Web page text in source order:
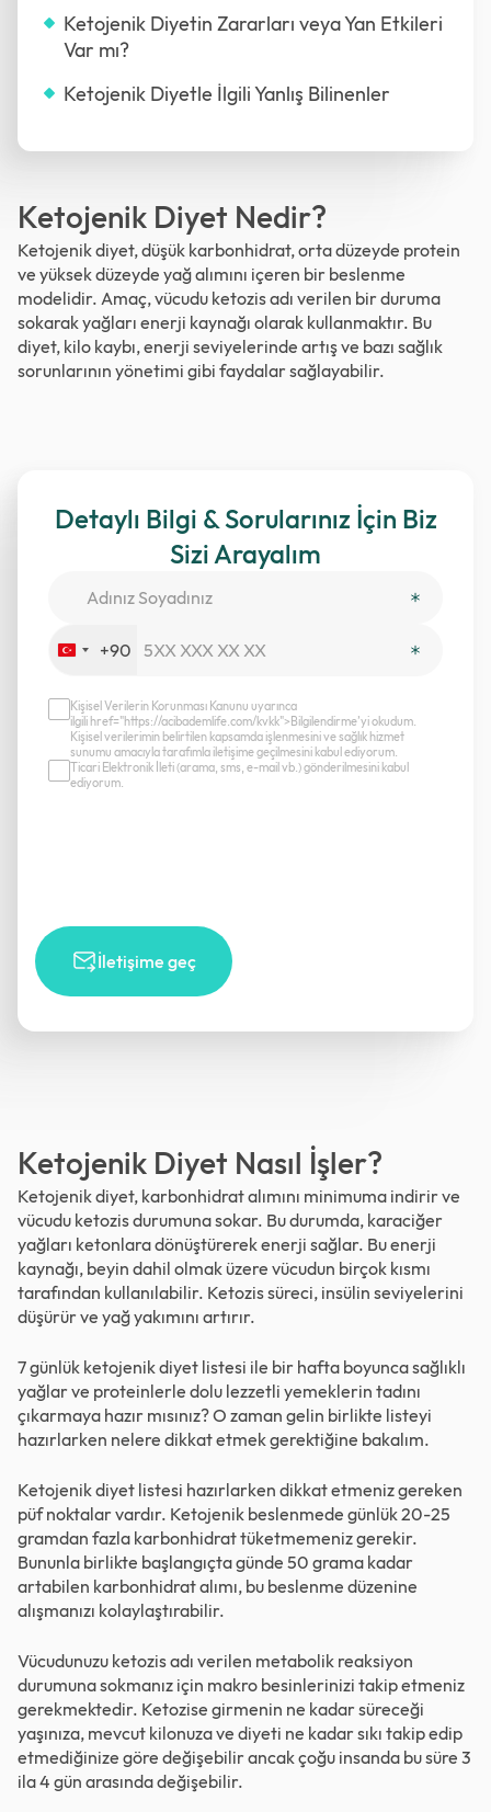
Ketojenik Diyetin Zararları veya Yan Etkileri
Var mı?
Ketojenik Diyetle İlgili Yanlış Bilinenler
Ketojenik Diyet Nedir?
Ketojenik diyet, düşük karbonhidrat, orta düzeyde protein
ve yüksek düzeyde yağ alımını içeren bir beslenme
modelidir. Amaç, vücudu ketozis adı verilen bir duruma
sokarak yağları enerji kaynağı olarak kullanmaktır. Bu
diyet, kilo kaybı, enerji seviyelerinde artış ve bazı sağlık
sorunlarının yönetimi gibi faydalar sağlayabilir.
Detaylı Bilgi & Sorularınız İçin Biz
Sizi Arayalım
Turkey
+90
İletişime geç
Kişisel Verilerin Korunması Kanunu uyarınca
ilgili href="https://acibademlife.com/kvkk">Bilgilendirme’yi okudum.
Kişisel verilerimin belirtilen kapsamda işlenmesini ve sağlık hizmet
sunumu amacıyla tarafımla iletişime geçilmesini kabul ediyorum.
Ticari Elektronik İleti (arama, sms, e-mail vb.) gönderilmesini kabul
ediyorum.
Ketojenik Diyet Nasıl İşler?
Ketojenik diyet, karbonhidrat alımını minimuma indirir ve
vücudu ketozis durumuna sokar. Bu durumda, karaciğer
yağları ketonlara dönüştürerek enerji sağlar. Bu enerji
kaynağı, beyin dahil olmak üzere vücudun birçok kısmı
tarafından kullanılabilir. Ketozis süreci, insülin seviyelerini
düşürür ve yağ yakımını artırır.
7 günlük ketojenik diyet listesi ile bir hafta boyunca sağlıklı
yağlar ve proteinlerle dolu lezzetli yemeklerin tadını
çıkarmaya hazır mısınız? O zaman gelin birlikte listeyi
hazırlarken nelere dikkat etmek gerektiğine bakalım.
Ketojenik diyet listesi hazırlarken dikkat etmeniz gereken
püf noktalar vardır. Ketojenik beslenmede günlük 20-25
gramdan fazla karbonhidrat tüketmemeniz gerekir.
Bununla birlikte başlangıçta günde 50 grama kadar
artabilen karbonhidrat alımı, bu beslenme düzenine
alışmanızı kolaylaştırabilir.
Vücudunuzu ketozis adı verilen metabolik reaksiyon
durumuna sokmanız için makro besinlerinizi takip etmeniz
gerekmektedir. Ketozise girmenin ne kadar süreceği
yaşınıza, mevcut kilonuza ve diyeti ne kadar sıkı takip edip
etmediğinize göre değişebilir ancak çoğu insanda bu süre 3
ila 4 gün arasında değişebilir.